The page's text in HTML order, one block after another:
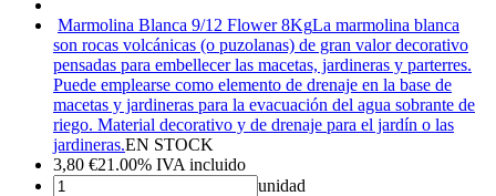
Marmolina Blanca 9/12 Flower 8KgLa marmolina blanca
son rocas volcánicas (o puzolanas) de gran valor decorativo
pensadas para embellecer las macetas, jardineras y parterres.
Puede emplearse como elemento de drenaje en la base de
macetas y jardineras para la evacuación del agua sobrante de
riego. Material decorativo y de drenaje para el jardín o las
jardineras.EN STOCK
3,80 €21.00% IVA incluido
unidad